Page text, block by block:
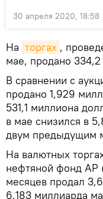
30 апреля 2020, 18:58
На торгах ,
мае, продано
В сравнении с
продано 1,929
531,1 миллиона
в мае снизился в
двум предыдущим
На валютных
нефтяной фонд АР
месяцев продал
6,183 миллиарда